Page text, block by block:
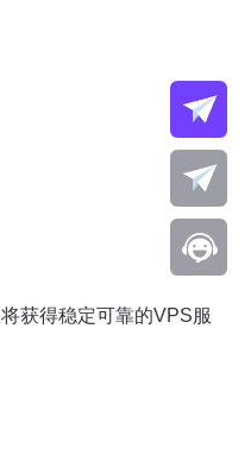
获得稳定可靠的VPS服